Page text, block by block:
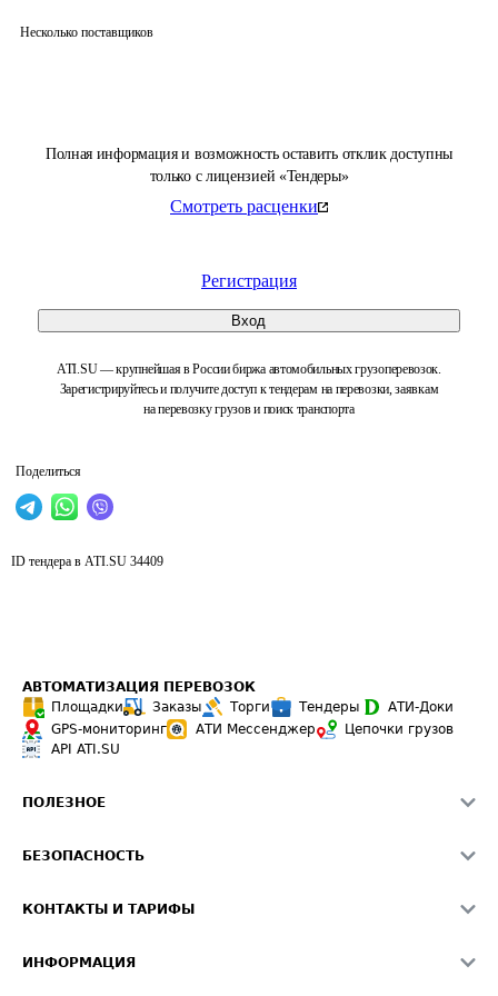
Полная информация и возможность оставить отклик доступны
только с лицензией «Тендеры»
Смотреть расценки
Регистрация
Вход
ATI.SU — крупнейшая в России биржа автомобильных грузоперевозок.
Зарегистрируйтесь и получите доступ к тендерам на перевозки, заявкам
на перевозку грузов и поиск транспорта
Поделиться
Несколько поставщиков
ID тендера в ATI.SU 34409
АВТОМАТИЗАЦИЯ ПЕРЕВОЗОК
Площадки
Заказы Торги Тендеры
АТИ-Доки
GPS-мониторинг
АТИ Мессенджер
Цепочки грузов
API ATI.SU
ПОЛЕЗНОЕ
Звезды ATI.SU на вашем сайте
Средние ставки
БЕЗОПАСНОСТЬ
Светофор+
КОНТАКТЫ И ТАРИФЫ
ИНФОРМАЦИЯ